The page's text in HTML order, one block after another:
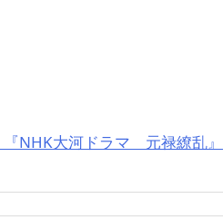
NHK大河ドラマ 元禄繚乱』